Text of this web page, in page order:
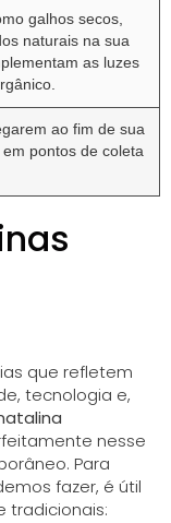
galhos secos,
naturais na sua
as luzes
ao fim de sua
pontos de coleta
que refletem
tecnologia e,
nesse
Para
fazer, é útil
tradicionais: